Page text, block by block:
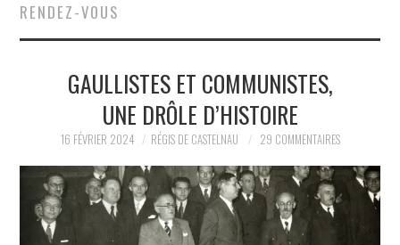
BRÈVES
JURIDIQUE
POLITIQUE
HISTOIRE
CULTURE
RENDEZ-VOUS
GAULLISTES ET COMMUNISTES,
UNE DRÔLE D’HISTOIRE
16 FÉVRIER 2024 RÉGIS DE CASTELNAU 29 COMMENTAIRES